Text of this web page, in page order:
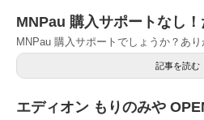
MNPau 購入サポートなし！
MNPau 購入サポートでしょうか？あり
記事を読む
エディオン もりのみや